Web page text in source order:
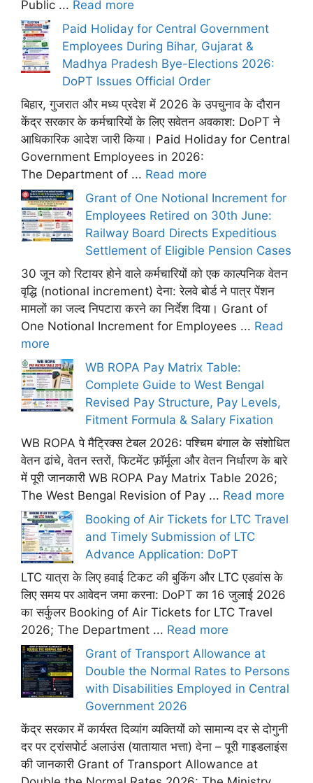
Public ... Read more
Paid Holiday for Central Government
Employees During Bihar, Gujarat &
Madhya Pradesh Bye-Elections 2026:
DoPT Issues Official Order
बिहार, गुजरात और मध्य प्रदेश में 2026 के उपचुनाव के दौरान
केंद्र सरकार के कर्मचारियों के लिए सवेतन अवकाश: DoPT ने
आधिकारिक आदेश जारी किया। Paid Holiday for Central
Government Employees in 2026:
The Department of ... Read more
Grant of One Notional Increment for
Employees Retired on 30th June:
Railway Board Directs Expeditious
Settlement of Eligible Pension Cases
30 जून को रिटायर होने वाले कर्मचारियों को एक काल्पनिक वेतन
वृद्धि (notional increment) देना: रेलवे बोर्ड ने पात्र पेंशन
मामलों का जल्द निपटारा करने का निर्देश दिया। Grant of
One Notional Increment for Employees ... Read
more
WB ROPA Pay Matrix Table:
Complete Guide to West Bengal
Revised Pay Structure, Pay Levels,
Fitment Formula & Salary Fixation
WB ROPA पे मैट्रिक्स टेबल 2026: पश्चिम बंगाल के संशोधित
वेतन ढांचे, वेतन स्तरों, फिटमेंट फ़ॉर्मूला और वेतन निर्धारण के बारे
में पूरी जानकारी WB ROPA Pay Matrix Table 2026;
The West Bengal Revision of Pay ... Read more
Booking of Air Tickets for LTC Travel
and Timely Submission of LTC
Advance Application: DoPT
LTC यात्रा के लिए हवाई टिकट की बुकिंग और LTC एडवांस के
लिए समय पर आवेदन जमा करना: DoPT का 16 जुलाई 2026
का सर्कुलर Booking of Air Tickets for LTC Travel
2026; The Department ... Read more
Grant of Transport Allowance at
Double the Normal Rates to Persons
with Disabilities Employed in Central
Government 2026
केंद्र सरकार में कार्यरत दिव्यांग व्यक्तियों को सामान्य दर से दोगुनी
दर पर ट्रांसपोर्ट अलाउंस (यातायात भत्ता) देना – पूरी गाइडलाइंस
की जानकारी Grant of Transport Allowance at